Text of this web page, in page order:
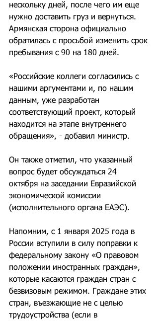
нескольку дней, после чего им еще
нужно доставить груз и вернуться.
Армянская сторона официально
обратилась с просьбой изменить срок
пребывания с 90 на 180 дней.
«Российские коллеги согласились с
нашими аргументами и, по нашим
данным, уже разработан
соответствующий проект, который
находится на этапе внутреннего
обращения», - добавил министр.
Он также отметил, что указанный
вопрос будет обсуждаться 24
октября на заседании Евразийской
экономической комиссии
(исполнительного органа ЕАЭС).
Напомним, с 1 января 2025 года в
России вступили в силу поправки к
федеральному закону «О правовом
положении иностранных граждан»,
которые касаются граждан стран с
безвизовым режимом. Граждане этих
стран, въезжающие не с целью
трудоустройства (если в